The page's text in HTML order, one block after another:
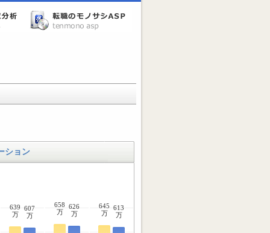
ション
639
万
607
万
658
万
626
万
645
万
613
万